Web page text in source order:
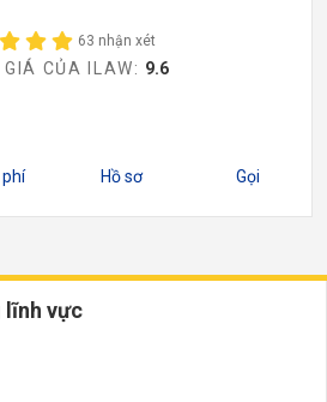
63 nhận xét
CỦA ILAW: 9.6
phí Hồ sơ Gọi
lĩnh vực